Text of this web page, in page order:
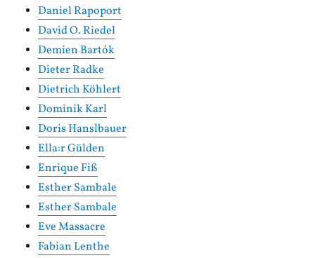
Daniel Rapoport
David O. Riedel
Demien Bartók
Dieter Radke
Dietrich Köhlert
Dominik Karl
Doris Hanslbauer
Ella:r Gülden
Enrique Fiß
Esther Sambale
Esther Sambale
Eve Massacre
Fabian Lenthe